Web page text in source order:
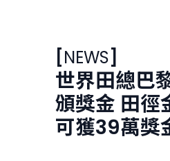
[NEWS]
世界田總巴
頒獎金 田徑
可獲39萬獎